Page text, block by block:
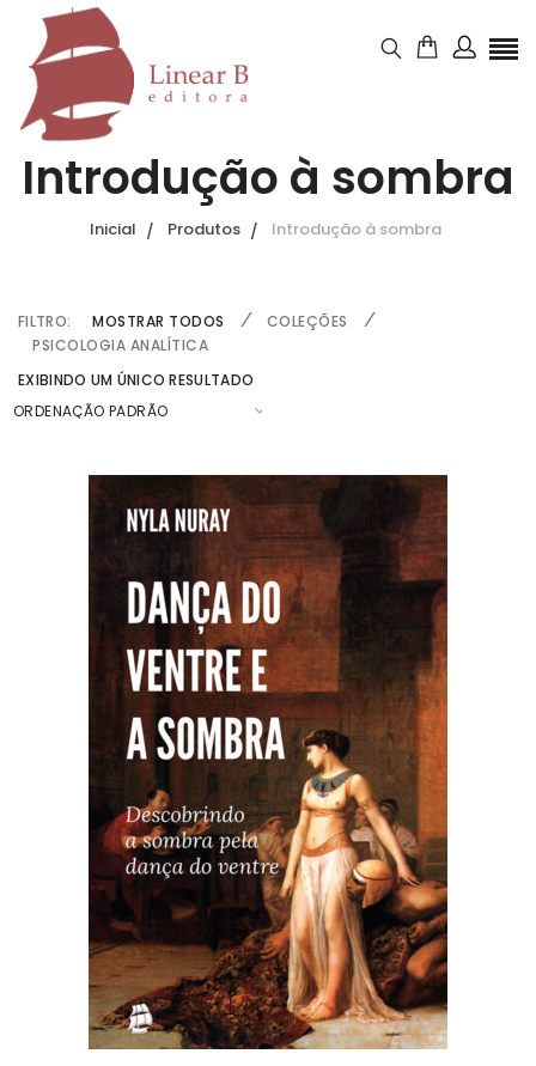
Introdução à sombra
Inicial Produtos Introdução à sombra
FILTRO: MOSTRAR TODOS
COLEÇÕES
PSICOLOGIA ANALÍTICA
EXIBINDO UM ÚNICO RESULTADO